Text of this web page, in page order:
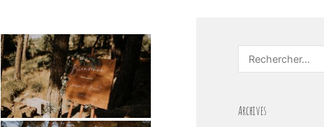
Archives